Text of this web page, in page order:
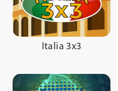
Italia 3x3